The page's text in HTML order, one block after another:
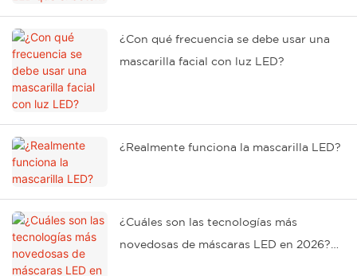
¿Con qué frecuencia se debe usar una
mascarilla facial con luz LED?
¿Realmente funciona la mascarilla LED?
¿Cuáles son las tecnologías más
novedosas de máscaras LED en 2026?